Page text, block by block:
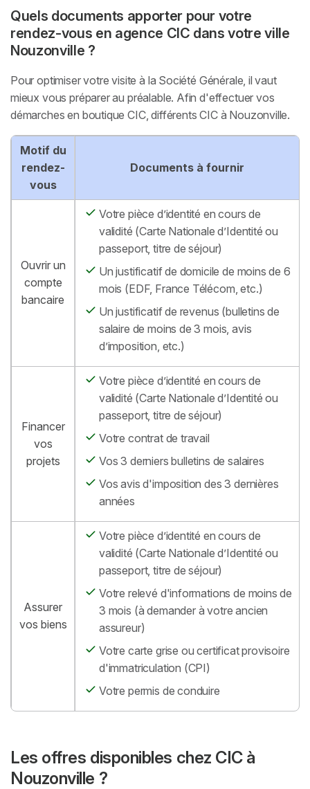
Quels documents apporter pour votre
rendez-vous en agence CIC dans votre ville
Nouzonville ?
Pour optimiser votre visite à la Société Générale, il vaut
mieux vous préparer au préalable. Afin d'effectuer vos
démarches en boutique CIC, différents CIC à Nouzonville.
Motif du
rendez-
vous
Documents à fournir
Ouvrir un
compte
bancaire
Votre pièce d’identité en cours de
validité (Carte Nationale d’Identité ou
passeport, titre de séjour)
Un justificatif de domicile de moins de 6
mois (EDF, France Télécom, etc.)
Un justificatif de revenus (bulletins de
salaire de moins de 3 mois, avis
d’imposition, etc.)
Financer
vos
projets
Votre pièce d’identité en cours de
validité (Carte Nationale d’Identité ou
passeport, titre de séjour)
Votre contrat de travail
Vos 3 derniers bulletins de salaires
Vos avis d'imposition des 3 dernières
années
Assurer
vos biens
Votre pièce d’identité en cours de
validité (Carte Nationale d’Identité ou
passeport, titre de séjour)
Votre relevé d'informations de moins de
3 mois (à demander à votre ancien
assureur)
Votre carte grise ou certificat provisoire
d'immatriculation (CPI)
Votre permis de conduire
Les offres disponibles chez CIC à
Nouzonville ?